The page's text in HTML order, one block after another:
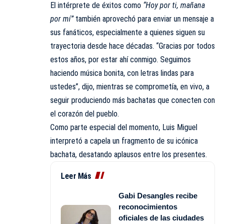
El intérprete de éxitos como “Hoy por ti, mañana
por mí”también aprovechó para enviar un mensaje a
sus fanáticos, especialmente a quienes siguen su
trayectoria desde hace décadas. “Gracias por todos
estos años, por estar ahí conmigo. Seguimos
haciendo música bonita, con letras lindas para
ustedes”, dijo, mientras se comprometía, en vivo, a
seguir produciendo más bachatas que conecten con
el corazón del pueblo.
Como parte especial del momento, Luis Miguel
interpretó a capela un fragmento de su icónica
bachata, desatando aplausos entre los presentes.
Leer Más
Gabi Desangles recibe
reconocimientos
oficiales de las ciudades